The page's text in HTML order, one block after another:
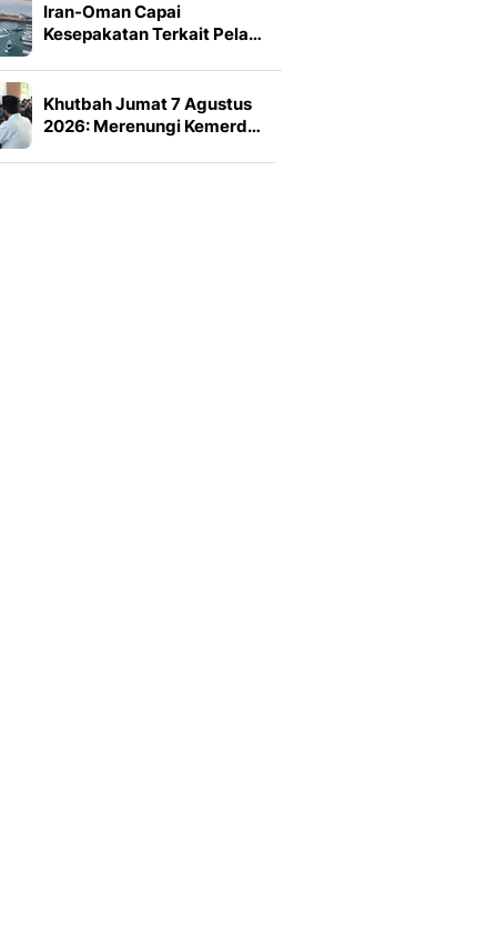
Iran-Oman Capai
Kesepakatan Terkait Pela…
Khutbah Jumat 7 Agustus
2026: Merenungi Kemerd…